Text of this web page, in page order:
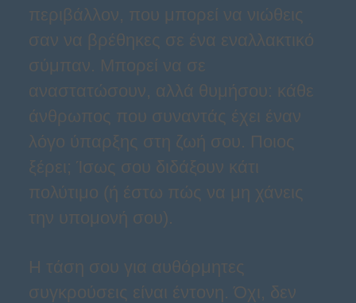
περιβάλλον, που μπορεί να νιώθεις
σαν να βρέθηκες σε ένα εναλλακτικό
σύμπαν. Μπορεί να σε
αναστατώσουν, αλλά θυμήσου: κάθε
άνθρωπος που συναντάς έχει έναν
λόγο ύπαρξης στη ζωή σου. Ποιος
ξέρει; Ίσως σου διδάξουν κάτι
πολύτιμο (ή έστω πώς να μη χάνεις
την υπομονή σου).
Η τάση σου για αυθόρμητες
συγκρούσεις είναι έντονη. Όχι, δεν